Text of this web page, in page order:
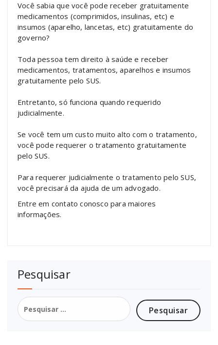
Você sabia que você pode receber gratuitamente
medicamentos (comprimidos, insulinas, etc) e
insumos (aparelho, lancetas, etc) gratuitamente do
governo?
Toda pessoa tem direito à saúde e receber
medicamentos, tratamentos, aparelhos e insumos
gratuitamente pelo SUS.
Entretanto, só funciona quando requerido
judicialmente.
Se você tem um custo muito alto com o tratamento,
você pode requerer o tratamento gratuitamente
pelo SUS.
Para requerer judicialmente o tratamento pelo SUS,
você precisará da ajuda de um advogado.
Entre em contato conosco para maiores
informações.
Pesquisar
Pesquisar
por: